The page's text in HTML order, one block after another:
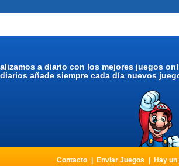
a diario con los mejores juegos
añade siempre cada día nuevos
Contacto Enviar Juegos Hay